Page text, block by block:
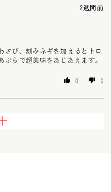
2週間前
さび、刻みネギを加えるとトロ
らで超美味をあじあえます。
0 0
み込む